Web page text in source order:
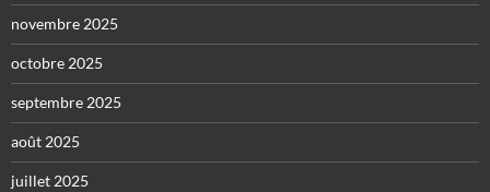
novembre 2025
octobre 2025
septembre 2025
août 2025
juillet 2025